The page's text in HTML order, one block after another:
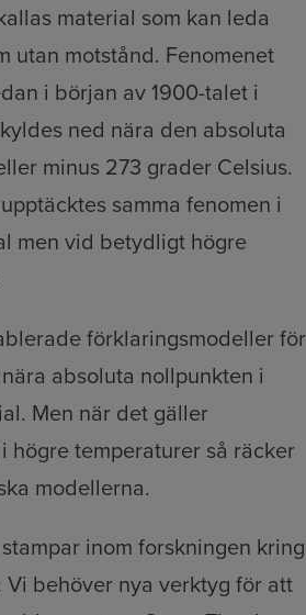
material som kan leda
utan motstånd. Fenomenet
i början av 1900-talet i
ned nära den absoluta
minus 273 grader Celsius.
samma fenomen i
men vid betydligt högre
förklaringsmodeller för
absoluta nollpunkten i
Men när det gäller
högre temperaturer så räcker
modellerna.
inom forskningen kring
Vi behöver nya verktyg för att